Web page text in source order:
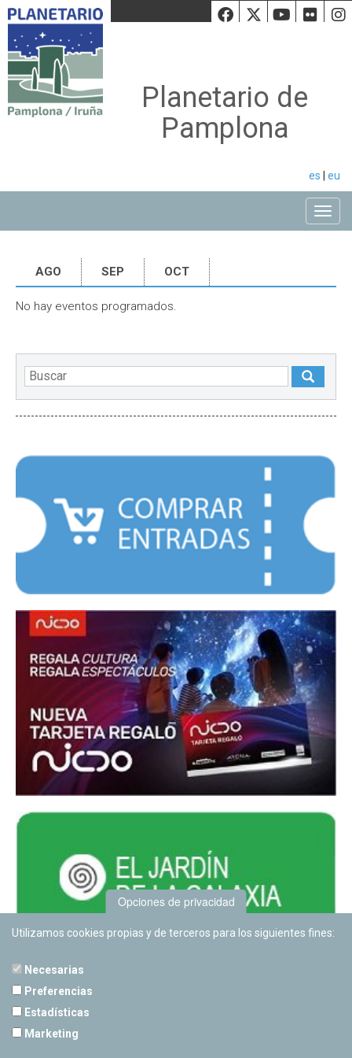
Facebook
Twiiter
Planetario de
Pamplona
es eu
AGO SEP OCT
No hay eventos programados.
Opciones de privacidad
Utilizamos cookies propias y de terceros para los siguientes fines:
Necesarias
Preferencias
Estadísticas
Marketing